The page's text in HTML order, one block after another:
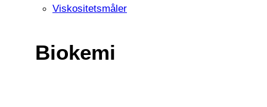
Viskositetsmåler
Biokemi